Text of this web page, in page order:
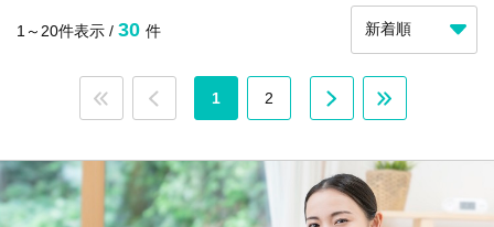
1～20件表示 / 30 件
1 2